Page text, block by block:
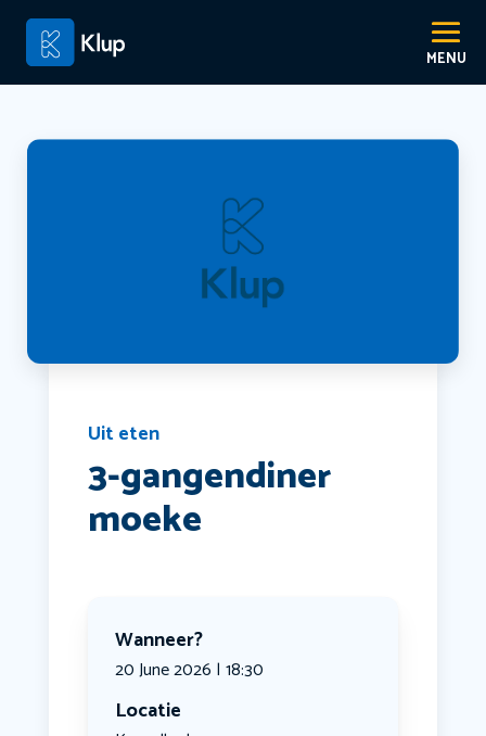
Uit eten
3-gangendiner
moeke
Wanneer?
20 June 2026 | 18:30
Locatie